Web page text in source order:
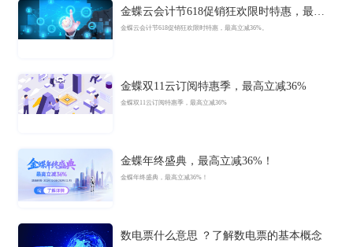
金蝶云会计节618促销狂欢限时特惠，最高
立减36%
金蝶云会计节618促销狂欢限时特惠，最高立减36%。
金蝶双11云订阅特惠季，最高立减36%
金蝶双11云订阅特惠季，最高立减36%
金蝶年终盛典，最高立减36%！
金蝶年终盛典，最高立减36%！
数电票什么意思 ？了解数电票的基本概念